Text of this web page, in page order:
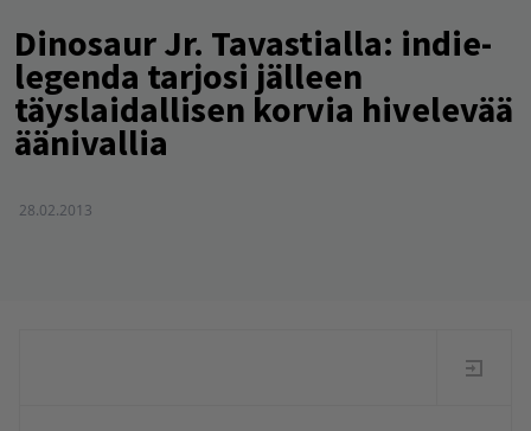
Dinosaur Jr. Tavastialla: indie-
legenda tarjosi jälleen
täyslaidallisen korvia hivelevää
äänivallia
28.02.2013